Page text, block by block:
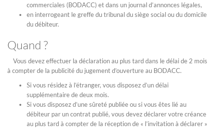
commerciales (BODACC) et dans un journal d’annonces légales,
en interrogeant le greffe du tribunal du siège social ou du domicile
du débiteur.
Quand ?
Vous devez effectuer la déclaration au plus tard dans le délai de 2 mois
à compter de la publicité du jugement d’ouverture au BODACC.
Si vous résidez à l’étranger, vous disposez d’un délai
supplémentaire de deux mois.
Si vous disposez d’une sûreté publiée ou si vous êtes lié au
débiteur par un contrat publié, vous devez déclarer votre créance
au plus tard à compter de la réception de « l’invitation à déclarer »